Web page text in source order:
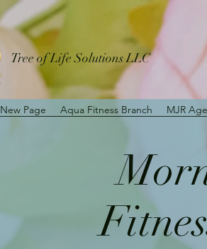
Tree of Life Solutions LLC
New Page Aqua Fitness Branch MJR